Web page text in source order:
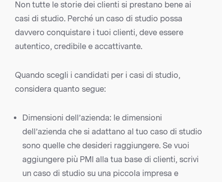
Non tutte le storie dei clienti si prestano bene ai
casi di studio. Perché un caso di studio possa
davvero conquistare i tuoi clienti, deve essere
autentico, credibile e accattivante.
Quando scegli i candidati per i casi di studio,
considera quanto segue:
Dimensioni dell’azienda: le dimensioni
dell’azienda che si adattano al tuo caso di studio
sono quelle che desideri raggiungere. Se vuoi
aggiungere più PMI alla tua base di clienti, scrivi
un caso di studio su una piccola impresa e